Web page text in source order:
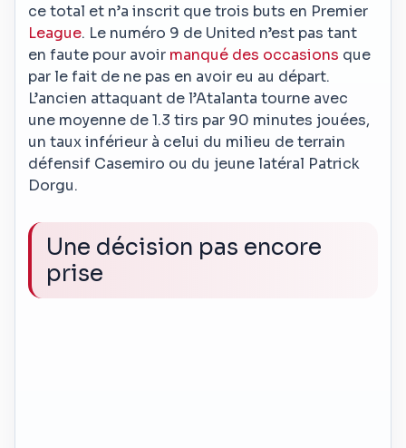
ce total et n’a inscrit que trois buts en Premier
League. Le numéro 9 de United n’est pas tant
en faute pour avoir manqué des occasions que
par le fait de ne pas en avoir eu au départ.
L’ancien attaquant de l’Atalanta tourne avec
une moyenne de 1.3 tirs par 90 minutes jouées,
un taux inférieur à celui du milieu de terrain
défensif Casemiro ou du jeune latéral Patrick
Dorgu.
Une décision pas encore
prise